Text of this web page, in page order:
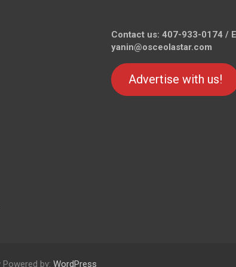
Contact us: 407-933-0174 /
yanin@osceolastar.com
Advertise with us!
Powered by: WordPress